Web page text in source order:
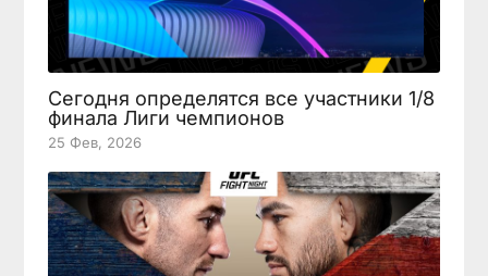
Сегодня определятся все участники 1/8
финала Лиги чемпионов
25 Фев, 2026